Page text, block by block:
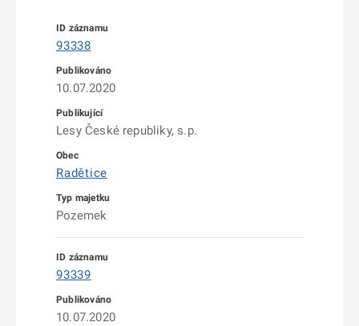
93338
10.07.2020
Lesy České republiky, s.p.
Radětice
Pozemek
93339
10.07.2020